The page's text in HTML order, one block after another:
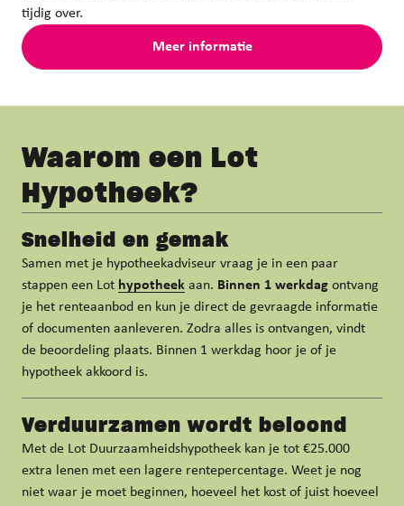
tijdig over.
Meer informatie
Waarom een Lot
Hypotheek?
Snelheid en gemak
Samen met je hypotheekadviseur vraag je in een paar
stappen een Lot hypotheek aan. Binnen 1 werkdag ontvang
je het renteaanbod en kun je direct de gevraagde informatie
of documenten aanleveren. Zodra alles is ontvangen, vindt
de beoordeling plaats. Binnen 1 werkdag hoor je of je
hypotheek akkoord is.
Verduurzamen wordt beloond
Met de Lot Duurzaamheidshypotheek kan je tot €25.000
extra lenen met een lagere rentepercentage. Weet je nog
niet waar je moet beginnen, hoeveel het kost of juist hoeveel